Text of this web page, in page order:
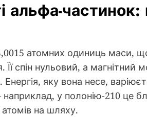
альфа-
атомних одиниць маси,
спін нульовий, а магнітний
яку вона несе,
наприклад, у полонію-210 це
атомів на шляху.